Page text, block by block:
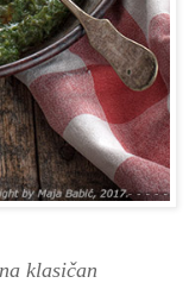
klasičan